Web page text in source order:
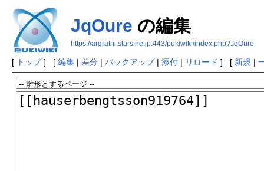
JqOure の編集
https://argrathi.stars.ne.jp:443/pukiwiki/index.php?JqOure
[ トップ] [ 編集| 差分| バックアップ| 添付| リロード ] [ 新規 |